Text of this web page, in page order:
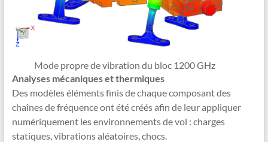
Mode propre de vibration du bloc 1200 GHz
Analyses mécaniques et thermiques
Des modèles éléments finis de chaque composant des
chaînes de fréquence ont été créés afin de leur appliquer
numériquement les environnements de vol : charges
statiques, vibrations aléatoires, chocs.